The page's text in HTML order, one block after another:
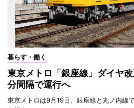
暮らす・働く
東京メトロ「銀座線」ダイヤ
分間隔で運行へ
東京メトロは9月19日、銀座線と丸ノ内線